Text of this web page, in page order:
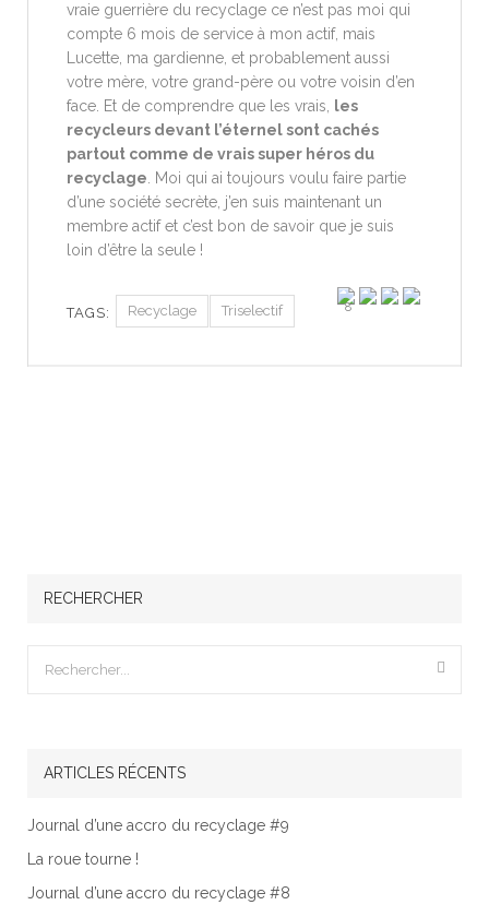
vraie guerrière du recyclage ce n’est pas moi qui
compte 6 mois de service à mon actif, mais
Lucette, ma gardienne, et probablement aussi
votre mère, votre grand-père ou votre voisin d’en
face. Et de comprendre que les vrais,
les
recycleurs devant l’éternel sont cachés
partout comme de vrais super héros du
recyclage . Moi qui ai toujours voulu faire partie
d’une société secrète, j’en suis maintenant un
membre actif et c’est bon de savoir que je suis
loin d’être la seule !
TAGS: Recyclage Triselectif 8
RECHERCHER
ARTICLES RÉCENTS
Journal d’une accro du recyclage #9
La roue tourne !
Journal d’une accro du recyclage #8